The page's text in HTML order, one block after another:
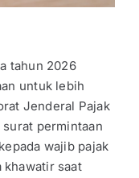
tahun 2026
untuk lebih
Jenderal Pajak
permintaan
wajib pajak
khawatir saat